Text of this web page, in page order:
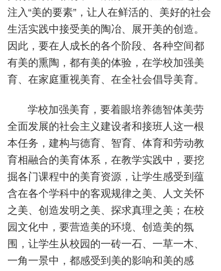
注入“美的要素”，让人在鲜活的、美好的社会
生活实践中接受美的陶冶、展开美的创造。
因此，要在人成长的各个阶段、各种空间都
有美的熏陶，都有美的体验，在学校加强美
育、在家庭重视美育、在全社会倡导美育。
学校加强美育，要着眼培养德智体美劳
全面发展的社会主义建设者和接班人这一根
本任务，建构与德育、智育、体育和劳动教
育相融合的美育体系，在教学实践中，要挖
掘各门课程中的美育资源，让学生感受到蕴
含在各个学科中的客观规律之美、人文关怀
之美、创造发明之美、探求真理之美；在校
园文化中，要营造美的环境、创造美的氛
围，让学生从校园的一砖一石、一草一木、
一角一景中，都感受到美的影响和美的感